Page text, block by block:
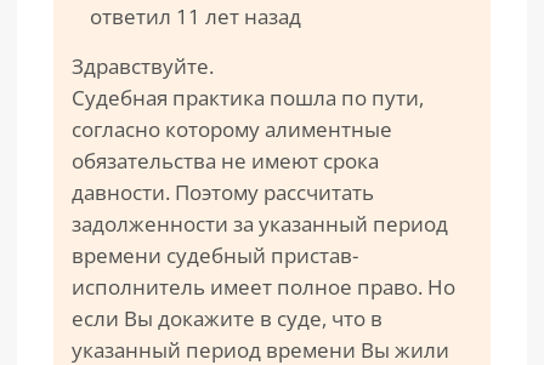
ответил 11 лет назад
Здравствуйте.
Судебная практика пошла по пути,
согласно которому алиментные
обязательства не имеют срока
давности. Поэтому рассчитать
задолженности за указанный период
времени судебный пристав-
исполнитель имеет полное право. Но
если Вы докажите в суде, что в
указанный период времени Вы жили